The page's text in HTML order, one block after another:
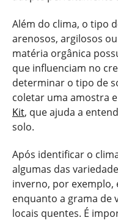
Além do clima, o tipo
arenosos, argilosos
matéria orgânica
que influenciam no
determinar o tipo de
coletar uma amostra
Kit, que ajuda a
solo.
Após identificar o
algumas das
inverno, por exemplo,
enquanto a grama de
locais quentes. É